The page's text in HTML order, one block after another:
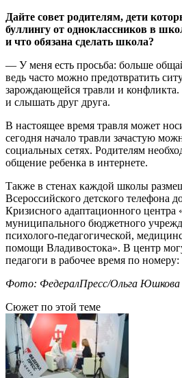
Дайте совет родителям, дети
буллингу от одноклассников в
и что обязана сделать школа?
— У меня есть просьба: больше
ведь часто можно предотвратить
зарождающейся травли и конфликта.
и слышать друг друга.
В настоящее время травля может
сегодня начало травли зачастую
социальных сетях. Родителям
общение ребенка в интернете.
Также в стенах каждой школы
Всероссийского детского телефона
Кризисного адаптационного центра
муниципального бюджетного
психолого-педагогической,
помощи Владивостока». В центр
педагоги в рабочее время по
Фото: ФедералПресс/Ольга Юшкова
Сюжет по этой теме